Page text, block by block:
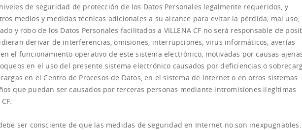
de seguridad de protección de los Datos Personales legalmente requeridos, y
medios y medidas técnicas adicionales a su alcance para evitar la pérdida, mal uso,
y robo de los Datos Personales facilitados a VILLENA CF no será responsable de
derivar de interferencias, omisiones, interrupciones, virus informáticos, averías
el funcionamiento operativo de este sistema electrónico, motivadas por causas
en el uso del presente sistema electrónico causados por deficiencias o
en el Centro de Procesos de Datos, en el sistema de Internet o en otros sistemas
que puedan ser causados por terceras personas mediante intromisiones ilegítimas
ser consciente de que las medidas de seguridad en Internet no son inexpugnables.